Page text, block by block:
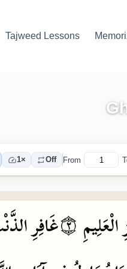
Tajweed Lessons
1× Off From
الْعَلِيمِ ۝٢غَافِرِ